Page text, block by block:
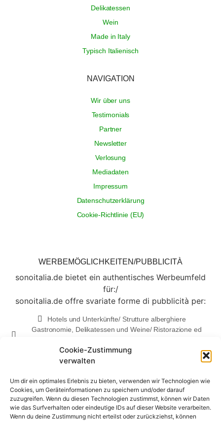
Cookie-Zustimmung
verwalten
Um dir ein optimales Erlebnis zu bieten, verwenden wir Technologien wie
Cookies, um Geräteinformationen zu speichern und/oder darauf
zuzugreifen. Wenn du diesen Technologien zustimmst, können wir Daten
wie das Surfverhalten oder eindeutige IDs auf dieser Website verarbeiten.
Wenn du deine Zustimmung nicht erteilst oder zurückziehst, können
Delikatessen
Wein
Made in Italy
Typisch Italienisch
NAVIGATION
Wir über uns
Testimonials
Partner
Newsletter
Verlosung
Mediadaten
Impressum
Datenschutzerklärung
Cookie-Richtlinie (EU)
WERBEMÖGLICHKEITEN/PUBBLICITÀ
sonoitalia.de bietet ein authentisches Werbeumfeld
für:/
sonoitalia.de offre svariate forme di pubblicità per:
Hotels und Unterkünfte/ Strutture alberghiere
Gastronomie, Delikatessen und Weine/ Ristorazione ed
Made in Italy
...und vieles mehr/...e molto altro
Gerne informieren wir Sie über die
Werbemöglichkeiten und senden Ihnen unsere
Mediadaten zu/
Volentieri Vi inviamo informazioni più approfondite